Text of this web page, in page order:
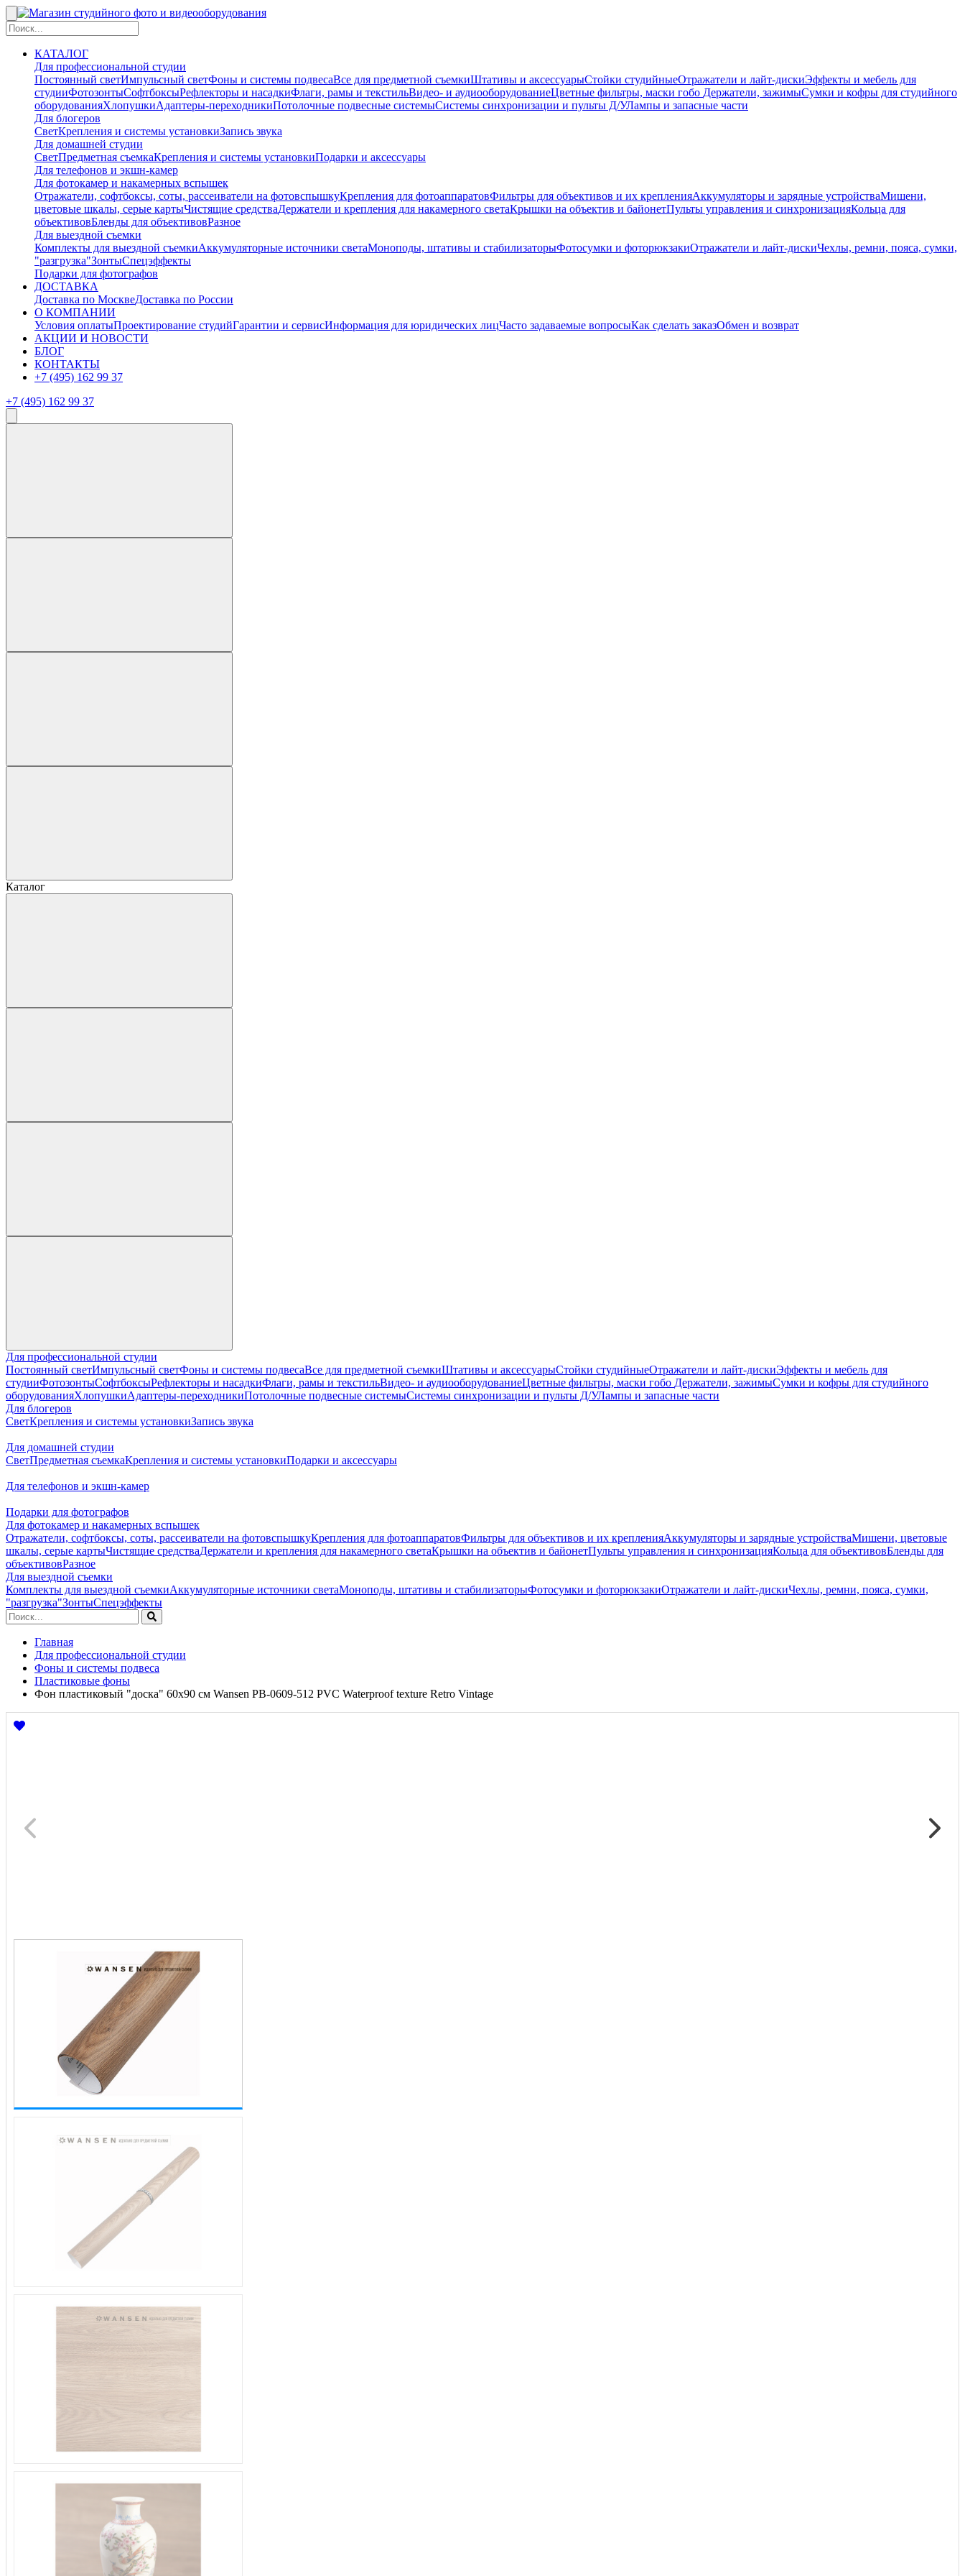
КАТАЛОГ
Для профессиональной студии
Постоянный светИмпульсный светФоны и системы подвесаВсе для предметной съемкиШтативы и аксессуарыСтойки студийныеОтражатели и лайт-дискиЭффекты и мебель для
студииФотозонтыСофтбоксыРефлекторы и насадкиФлаги, рамы и текстильВидео- и аудиооборудованиеЦветные фильтры, маски гобо Держатели, зажимыСумки и кофры для студийного
оборудованияХлопушкиАдаптеры-переходникиПотолочные подвесные системыСистемы синхронизации и пульты Д/УЛампы и запасные части
Для блогеров
СветКрепления и системы установкиЗапись звука
Для домашней студии
СветПредметная съемкаКрепления и системы установкиПодарки и аксессуары
Для телефонов и экшн-камер
Для фотокамер и накамерных вспышек
Отражатели, софтбоксы, соты, рассеиватели на фотовспышкуКрепления для фотоаппаратовФильтры для объективов и их крепленияАккумуляторы и зарядные устройстваМишени,
цветовые шкалы, серые картыЧистящие средстваДержатели и крепления для накамерного светаКрышки на объектив и байонетПульты управления и синхронизацияКольца для
объективовБленды для объективовРазное
Для выездной съемки
Комплекты для выездной съемкиАккумуляторные источники светаМоноподы, штативы и стабилизаторыФотосумки и фоторюкзакиОтражатели и лайт-дискиЧехлы, ремни, пояса, сумки,
"разгрузка"ЗонтыСпецэффекты
Подарки для фотографов
ДОСТАВКА
Доставка по МосквеДоставка по России
О КОМПАНИИ
Условия оплатыПроектирование студийГарантии и сервисИнформация для юридических лицЧасто задаваемые вопросыКак сделать заказОбмен и возврат
АКЦИИ И НОВОСТИ
БЛОГ
КОНТАКТЫ
+7 (495) 162 99 37
+7 (495) 162 99 37
Каталог
Для профессиональной студии
Постоянный светИмпульсный светФоны и системы подвесаВсе для предметной съемкиШтативы и аксессуарыСтойки студийныеОтражатели и лайт-дискиЭффекты и мебель для
студииФотозонтыСофтбоксыРефлекторы и насадкиФлаги, рамы и текстильВидео- и аудиооборудованиеЦветные фильтры, маски гобо Держатели, зажимыСумки и кофры для студийного
оборудованияХлопушкиАдаптеры-переходникиПотолочные подвесные системыСистемы синхронизации и пульты Д/УЛампы и запасные части
Для блогеров
СветКрепления и системы установкиЗапись звука
Для домашней студии
СветПредметная съемкаКрепления и системы установкиПодарки и аксессуары
Для телефонов и экшн-камер
Подарки для фотографов
Для фотокамер и накамерных вспышек
Отражатели, софтбоксы, соты, рассеиватели на фотовспышкуКрепления для фотоаппаратовФильтры для объективов и их крепленияАккумуляторы и зарядные устройстваМишени, цветовые
шкалы, серые картыЧистящие средстваДержатели и крепления для накамерного светаКрышки на объектив и байонетПульты управления и синхронизацияКольца для объективовБленды для
объективовРазное
Для выездной съемки
Комплекты для выездной съемкиАккумуляторные источники светаМоноподы, штативы и стабилизаторыФотосумки и фоторюкзакиОтражатели и лайт-дискиЧехлы, ремни, пояса, сумки,
"разгрузка"ЗонтыСпецэффекты
Главная
Для профессиональной студии
Фоны и системы подвеса
Пластиковые фоны
Фон пластиковый "доска" 60х90 см Wansen PB-0609-512 PVC Waterproof texture Retro Vintage